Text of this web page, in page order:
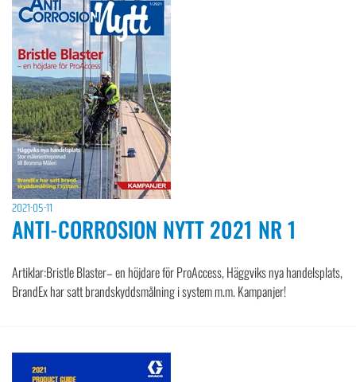
2021-05-11
ANTI-CORROSION NYTT 2021 NR 1
Artiklar:Bristle Blaster– en höjdare för ProAccess, Häggviks nya handelsplats,
BrandEx har satt brandskyddsmålning i system m.m. Kampanjer!